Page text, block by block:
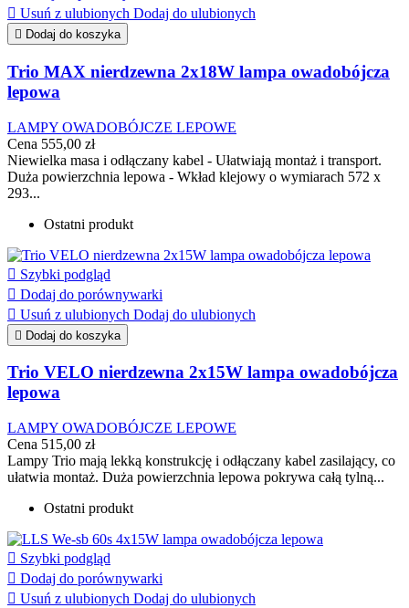
 Usuń z ulubionych Dodaj do ulubionych
 Dodaj do koszyka
Trio MAX nierdzewna 2x18W lampa owadobójcza
lepowa
LAMPY OWADOBÓJCZE LEPOWE
Cena 555,00 zł
Niewielka masa i odłączany kabel - Ułatwiają montaż i transport.
Duża powierzchnia lepowa - Wkład klejowy o wymiarach 572 x
293...
Ostatni produkt
 Szybki podgląd
 Dodaj do porównywarki
 Usuń z ulubionych Dodaj do ulubionych
 Dodaj do koszyka
Trio VELO nierdzewna 2x15W lampa owadobójcza
lepowa
LAMPY OWADOBÓJCZE LEPOWE
Cena 515,00 zł
Lampy Trio mają lekką konstrukcję i odłączany kabel zasilający, co
ułatwia montaż. Duża powierzchnia lepowa pokrywa całą tylną...
Ostatni produkt
 Szybki podgląd
 Dodaj do porównywarki
 Usuń z ulubionych Dodaj do ulubionych